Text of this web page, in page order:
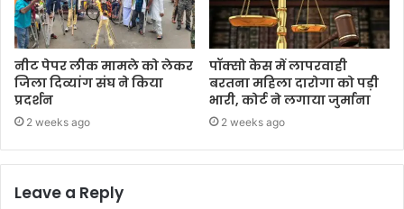
नीट पेपर लीक मामले को लेकर
जिला दिव्यांग संघ ने किया
प्रदर्शन
2 weeks ago
पॉक्सो केस में लापरवाही
बरतना महिला दारोगा को पड़ी
भारी, कोर्ट ने लगाया जुर्माना
2 weeks ago
Leave a Reply